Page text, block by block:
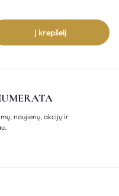
Į krepšelį
naujienų, akcijų ir